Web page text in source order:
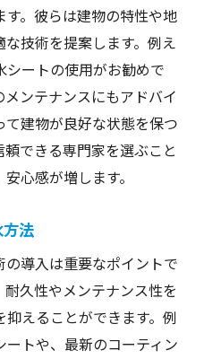
。彼らは建物の特性や地
技術を提案します。例え
ートの使用がお勧めで
ンテナンスにもアドバイ
建物が良好な状態を保つ
できる専門家を選ぶこと
心感が増します。
法
導入は重要なポイントで
久性やメンテナンス性を
えることができます。例
トや、最新のコーティン